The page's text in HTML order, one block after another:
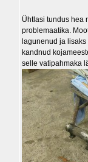
Ühtlasi tundus hea
problemaatika.
lagunenud ja
kandnud
selle vatipahmaka